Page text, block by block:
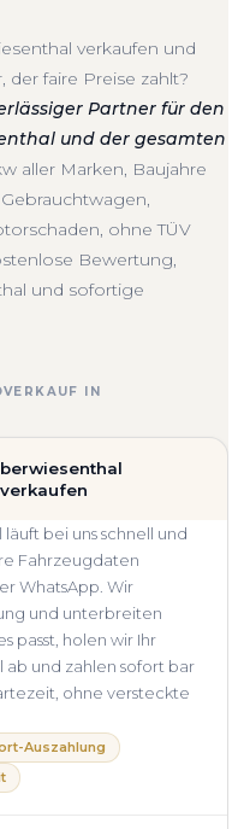
verkaufen und
der faire Preise zahlt?
Partner für den
und der gesamten
aller Marken, Baujahre
ohne TÜV
Bewertung,
und sofortige
IN
bei uns schnell und
Fahrzeugdaten
WhatsApp. Wir
und unterbreiten
passt, holen wir Ihr
und zahlen sofort bar
ohne versteckte
Auszahlung